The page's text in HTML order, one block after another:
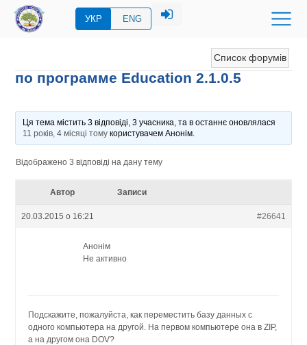
УКР ENG
Список форумів
по программе Education 2.1.0.5
Ця тема містить 3 відповіді, 3 учасника, та в останнє оновлялася
11 років, 4 місяці томукористувачем Анонім.
Відображено 3 відповіді на дану тему
Автор Записи
20.03.2015 о 16:21 #26641
Анонім
Не активно
Подскажите, пожалуйста, как переместить базу данных с
одного компьютера на другой. На первом компьютере она в ZIP,
а на другом она DOV?